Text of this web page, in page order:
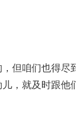
但咱们也得尽
，就及时跟他